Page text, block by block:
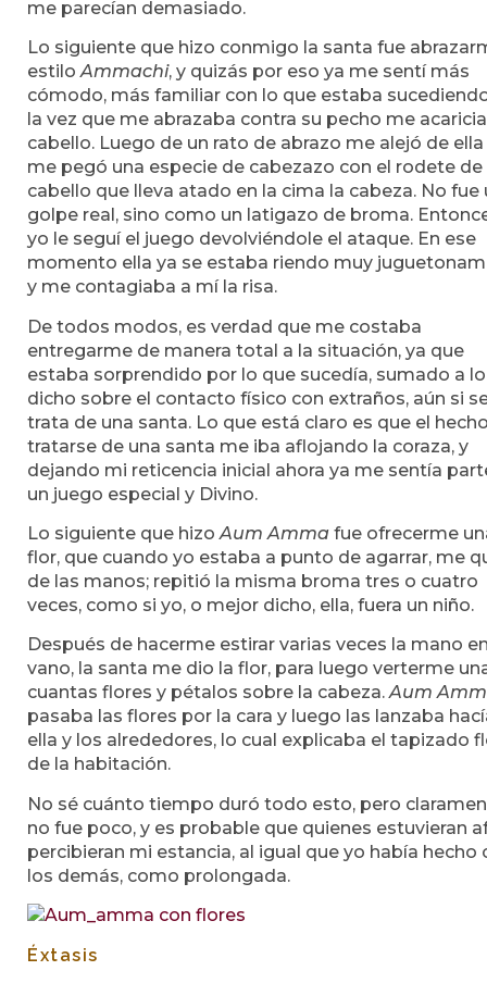
me parecían demasiado.
Lo siguiente que hizo conmigo la santa fue
estiloAmmachi, y quizás por eso ya me sentí más
cómodo, más familiar con lo que estaba
la vez que me abrazaba contra su pecho me
cabello. Luego de un rato de abrazo me alejó de ella
me pegó una especie de cabezazo con el rodete de
cabello que lleva atado en la cima la cabeza. No fue
golpe real, sino como un latigazo de broma.
yo le seguí el juego devolviéndole el ataque. En ese
momento ella ya se estaba riendo muy
y me contagiaba a mí la risa.
De todos modos, es verdad que me costaba
entregarme de manera total a la situación, ya que
estaba sorprendido por lo que sucedía, sumado a lo
dicho sobre el contacto físico con extraños, aún si
trata de una santa. Lo que está claro es que el
tratarse de una santa me iba aflojando la coraza, y
dejando mi reticencia inicial ahora ya me sentía
un juego especial y Divino.
Lo siguiente que hizoAum Amma fue ofrecerme
flor, que cuando yo estaba a punto de agarrar, me
de las manos; repitió la misma broma tres o cuatro
veces, como si yo, o mejor dicho, ella, fuera un niño.
Después de hacerme estirar varias veces la mano
vano, la santa me dio la flor, para luego verterme
cuantas flores y pétalos sobre la cabeza.Aum
pasaba las flores por la cara y luego las lanzaba
ella y los alrededores, lo cual explicaba el tapizado
de la habitación.
No sé cuánto tiempo duró todo esto, pero
no fue poco, y es probable que quienes estuvieran
percibieran mi estancia, al igual que yo había hecho
los demás, como prolongada.
Éxtasis